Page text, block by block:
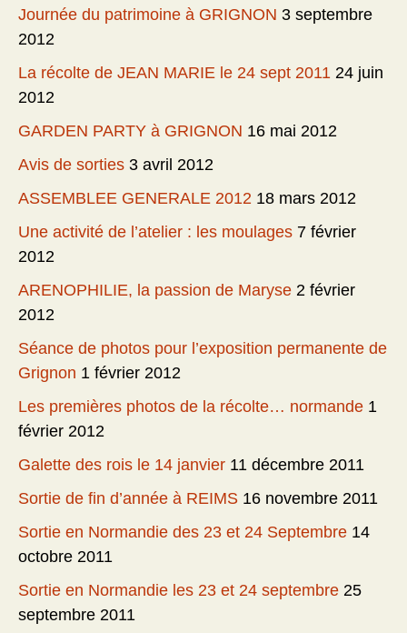
Journée du patrimoine à GRIGNON 3 septembre
2012
La récolte de JEAN MARIE le 24 sept 2011 24 juin
2012
GARDEN PARTY à GRIGNON 16 mai 2012
Avis de sorties 3 avril 2012
ASSEMBLEE GENERALE 2012 18 mars 2012
Une activité de l’atelier : les moulages 7 février
2012
ARENOPHILIE, la passion de Maryse 2 février
2012
Séance de photos pour l’exposition permanente de
Grignon 1 février 2012
Les premières photos de la récolte… normande 1
février 2012
Galette des rois le 14 janvier 11 décembre 2011
Sortie de fin d’année à REIMS 16 novembre 2011
Sortie en Normandie des 23 et 24 Septembre 14
octobre 2011
Sortie en Normandie les 23 et 24 septembre 25
septembre 2011